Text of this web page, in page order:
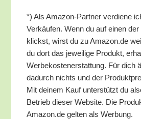
*) Als Ama­zon-Part­ner ver­die­ne
Ver­käu­fen. Wenn du auf einen
klickst, wirst du zu Amazon.de
du dort das jewei­li­ge Pro­dukt,
Wer­be­kos­ten­er­stat­tung. Für dich
dadurch nichts und der
Mit dei­nem Kauf unter­stützt du
Betrieb die­ser Web­site. Die
Amazon.de gel­ten als Werbung.